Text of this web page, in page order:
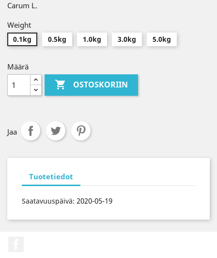
Carum L.
Weight
0.1kg 0.5kg 1.0kg 3.0kg 5.0kg
Määrä
 OSTOSKORIIN
Jaa
Tuotetiedot
Saatavuuspäivä: 2020-05-19